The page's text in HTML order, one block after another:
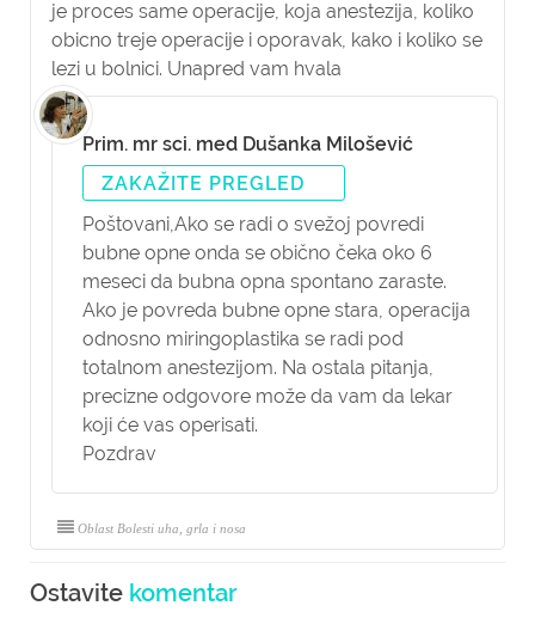
je proces same operacije, koja anestezija, koliko
obicno treje operacije i oporavak, kako i koliko se
lezi u bolnici. Unapred vam hvala
Prim. mr sci. med Dušanka Milošević
ZAKAŽITE PREGLED
Poštovani,Ako se radi o svežoj povredi
bubne opne onda se obično čeka oko 6
meseci da bubna opna spontano zaraste.
Ako je povreda bubne opne stara, operacija
odnosno miringoplastika se radi pod
totalnom anestezijom. Na ostala pitanja,
precizne odgovore može da vam da lekar
koji će vas operisati.
Pozdrav
Oblast Bolesti uha, grla i nosa
Ostavite komentar